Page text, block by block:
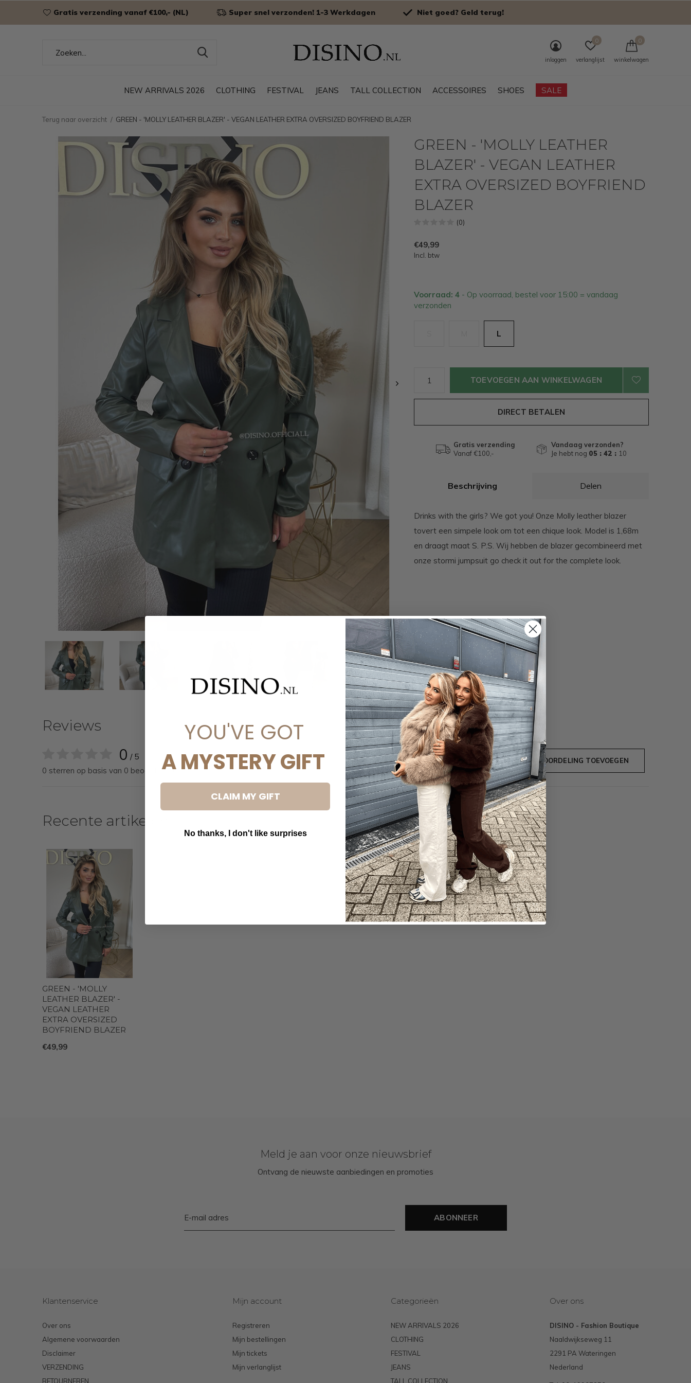
NEW ARRIVALS 2026 CLOTHING FESTIVAL JEANS TALL COLLECTION ACCESSOIRES SHOES SALE
inloggen verlanglijst
0
winkelwagen
0
Gratis verzending vanaf €100,- (NL) Super snel verzonden! 1-3 Werkdagen Niet goed? Geld terug!
Terug naar overzicht GREEN - 'MOLLY LEATHER BLAZER' - VEGAN LEATHER EXTRA OVERSIZED BOYFRIEND BLAZER
GREEN - 'MOLLY LEATHER
BLAZER' - VEGAN LEATHER
EXTRA OVERSIZED BOYFRIEND
BLAZER
(0)
€49,99
Incl. btw
Voorraad: 4 - Op voorraad, bestel voor 15:00 = vandaag
verzonden
L
TOEVOEGEN AAN WINKELWAGEN
DIRECT BETALEN
Gratis verzending
Vanaf €100,-
Vandaag verzonden?
Je hebt nog 05 : 42 : 09
Beschrijving Delen
Drinks with the girls? We got you! Onze Molly leather blazer
tovert een simpele look om tot een chique look. Model is 1,68m
en draagt maat S. P.S. Wij hebben de blazer gecombineerd met
onze stormi jumpsuit go check it out for the complete look.
Reviews
0 / 5
0 sterren op basis van 0 beoordelingen
JE BEOORDELING TOEVOEGEN
Recente artikelen
GREEN - 'MOLLY
LEATHER BLAZER' -
VEGAN LEATHER
EXTRA OVERSIZED
BOYFRIEND BLAZER
€49,99
Meld je aan voor onze nieuwsbrief
Ontvang de nieuwste aanbiedingen en promoties
ABONNEER
Klantenservice
Over ons
Algemene voorwaarden
Disclaimer
VERZENDING
RETOURNEREN
Mijn account
Registreren
Mijn bestellingen
Mijn tickets
Mijn verlanglijst
Categorieën
NEW ARRIVALS 2026
CLOTHING
FESTIVAL
JEANS
TALL COLLECTION
Over ons
DISINO - Fashion Boutique
Naaldwijkseweg 11
2291 PA Wateringen
Nederland
YOU'VE GOT
A MYSTERY GIFT
CLAIM MY GIFT
No thanks, I don't like surprises